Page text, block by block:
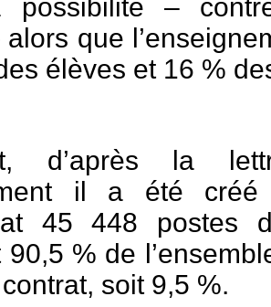
possibilité –
que
élèves et 16 %
d’après la
il a été
45 448 postes
90,5 % de
soit 9,5 %.